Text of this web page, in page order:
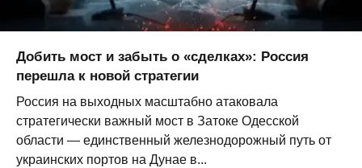
Добить мост и забыть о «сделках»: Россия
перешла к новой стратегии
Россия на выходных масштабно атаковала
стратегически важный мост в Затоке Одесской
области — единственный железнодорожный путь от
украинских портов на Дунае в...